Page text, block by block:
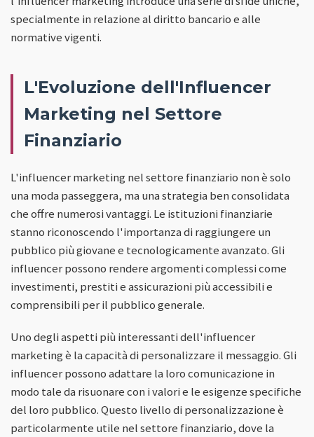
specialmente in relazione al diritto bancario e alle
normative vigenti.
L'Evoluzione dell'Influencer
Marketing nel Settore
Finanziario
L'influencer marketing nel settore finanziario non è solo
una moda passeggera, ma una strategia ben consolidata
che offre numerosi vantaggi. Le istituzioni finanziarie
stanno riconoscendo l'importanza di raggiungere un
pubblico più giovane e tecnologicamente avanzato. Gli
influencer possono rendere argomenti complessi come
investimenti, prestiti e assicurazioni più accessibili e
comprensibili per il pubblico generale.
Uno degli aspetti più interessanti dell'influencer
marketing è la capacità di personalizzare il messaggio. Gli
influencer possono adattare la loro comunicazione in
modo tale da risuonare con i valori e le esigenze specifiche
del loro pubblico. Questo livello di personalizzazione è
particolarmente utile nel settore finanziario, dove la